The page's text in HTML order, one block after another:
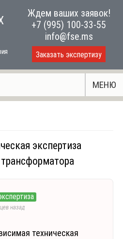
Ждем ваших заявок!
+7 (995) 100-33-55
info@fse.ms
Заказать экспертизу
МЕНЮ
экспертиза
назад
техническая